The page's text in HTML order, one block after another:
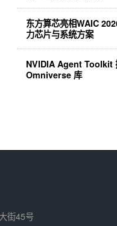
东方算芯亮相WAIC
力芯片与系统方案
NVIDIA Agent Toolkit
Omniverse 库
街45号